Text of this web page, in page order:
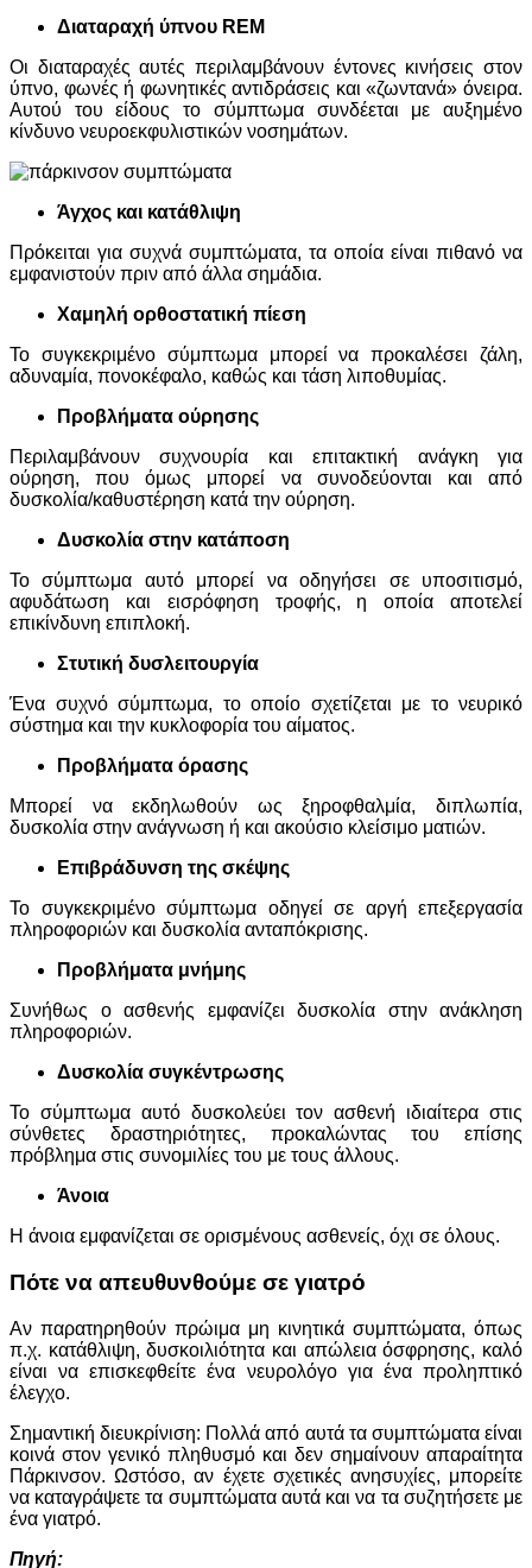
Διαταραχή ύπνου REM
Οι διαταραχές αυτές περιλαμβάνουν έντονες κινήσεις στον
ύπνο, φωνές ή φωνητικές αντιδράσεις και «ζωντανά» όνειρα.
Αυτού του είδους το σύμπτωμα συνδέεται με αυξημένο
κίνδυνο νευροεκφυλιστικών νοσημάτων.
Άγχος και κατάθλιψη
Πρόκειται για συχνά συμπτώματα, τα οποία είναι πιθανό να
εμφανιστούν πριν από άλλα σημάδια.
Χαμηλή ορθοστατική πίεση
Το συγκεκριμένο σύμπτωμα μπορεί να προκαλέσει ζάλη,
αδυναμία, πονοκέφαλο, καθώς και τάση λιποθυμίας.
Προβλήματα ούρησης
Περιλαμβάνουν συχνουρία και επιτακτική ανάγκη για
ούρηση, που όμως μπορεί να συνοδεύονται και από
δυσκολία/καθυστέρηση κατά την ούρηση.
Δυσκολία στην κατάποση
Το σύμπτωμα αυτό μπορεί να οδηγήσει σε υποσιτισμό,
αφυδάτωση και εισρόφηση τροφής, η οποία αποτελεί
επικίνδυνη επιπλοκή.
Στυτική δυσλειτουργία
Ένα συχνό σύμπτωμα, το οποίο σχετίζεται με το νευρικό
σύστημα και την κυκλοφορία του αίματος.
Προβλήματα όρασης
Μπορεί να εκδηλωθούν ως ξηροφθαλμία, διπλωπία,
δυσκολία στην ανάγνωση ή και ακούσιο κλείσιμο ματιών.
Επιβράδυνση της σκέψης
Το συγκεκριμένο σύμπτωμα οδηγεί σε αργή επεξεργασία
πληροφοριών και δυσκολία ανταπόκρισης.
Προβλήματα μνήμης
Συνήθως ο ασθενής εμφανίζει δυσκολία στην ανάκληση
πληροφοριών.
Δυσκολία συγκέντρωσης
Το σύμπτωμα αυτό δυσκολεύει τον ασθενή ιδιαίτερα στις
σύνθετες δραστηριότητες, προκαλώντας του επίσης
πρόβλημα στις συνομιλίες του με τους άλλους.
Άνοια
Η άνοια εμφανίζεται σε ορισμένους ασθενείς, όχι σε όλους.
Πότε να απευθυνθούμε σε γιατρό
Αν παρατηρηθούν πρώιμα μη κινητικά συμπτώματα, όπως
π.χ. κατάθλιψη, δυσκοιλιότητα και απώλεια όσφρησης, καλό
είναι να επισκεφθείτε ένα νευρολόγο για ένα προληπτικό
έλεγχο.
Σημαντική διευκρίνιση: Πολλά από αυτά τα συμπτώματα είναι
κοινά στον γενικό πληθυσμό και δεν σημαίνουν απαραίτητα
Πάρκινσον. Ωστόσο, αν έχετε σχετικές ανησυχίες, μπορείτε
να καταγράψετε τα συμπτώματα αυτά και να τα συζητήσετε με
ένα γιατρό.
Πηγή: